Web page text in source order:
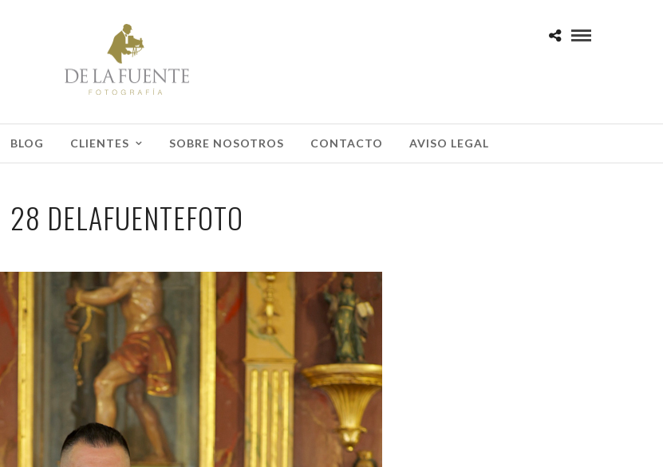
BLOG CLIENTES SOBRE NOSOTROS CONTACTO AVISO LEGAL
28 DELAFUENTEFOTO